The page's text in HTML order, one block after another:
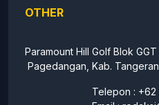
OTHER
Paramount Hill Golf Blok
Pagedangan, Kab.
Telepon : +62